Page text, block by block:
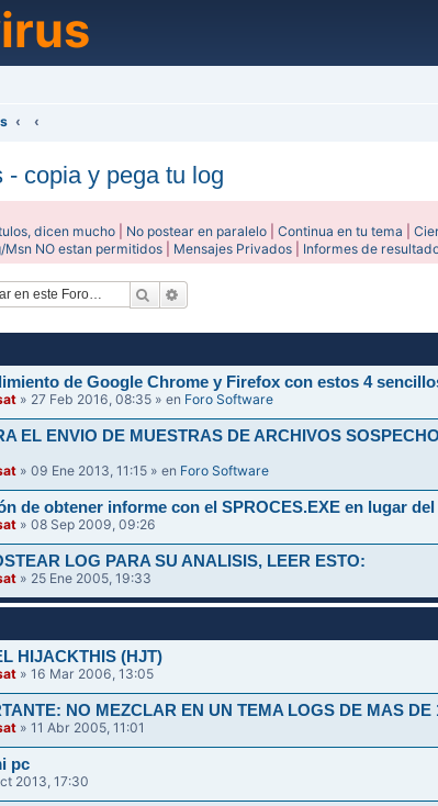
- copia y pega tu log
dicen mucho No postear en paralelo |Continua en tu tema |
NO estan permitidos
Mensajes Privados Informes de
Buscar
de Google Chrome y Firefox con estos 4
» 27 Feb 2016, 08:35 » en Foro Software
EL ENVIO DE MUESTRAS DE ARCHIVOS
» 09 Ene 2013, 11:15 » en Foro Software
de obtener informe con el SPROCES.EXE en lugar
» 08 Sep 2009, 09:26
LOG PARA SU ANALISIS, LEER ESTO:
» 25 Ene 2005, 19:33
HIJACKTHIS (HJT)
» 16 Mar 2006, 13:05
NO MEZCLAR EN UN TEMA LOGS DE MAS DE
» 11 Abr 2005, 11:01
pc
2013, 17:30